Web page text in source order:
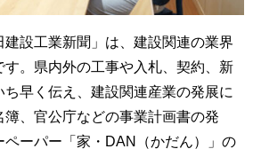
建設工業新聞」は、建設関連の業界
す。県内外の工事や入札、契約、新
早く伝え、建設関連産業の発展に
、官公庁などの事業計画書の発
ペーパー「家・DAN（かだん）」の